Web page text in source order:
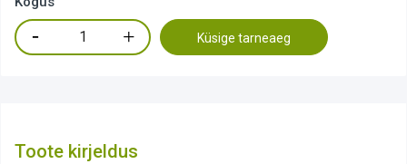
Küsige tarneaeg
Toote kirjeldus